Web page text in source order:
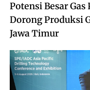
Potensi Besar
Dorong Produksi
Jawa Timur